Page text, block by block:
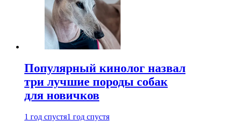
Популярный кинолог назвал
три лучшие породы собак
для новичков
1 год спустя1 год спустя